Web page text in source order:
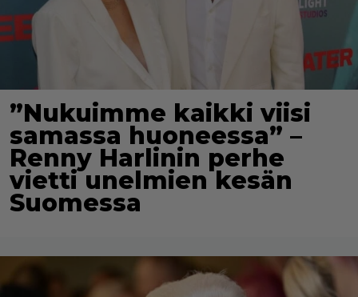
”Nukuimme kaikki viisi
samassa huoneessa” –
Renny Harlinin perhe
vietti unelmien kesän
Suomessa